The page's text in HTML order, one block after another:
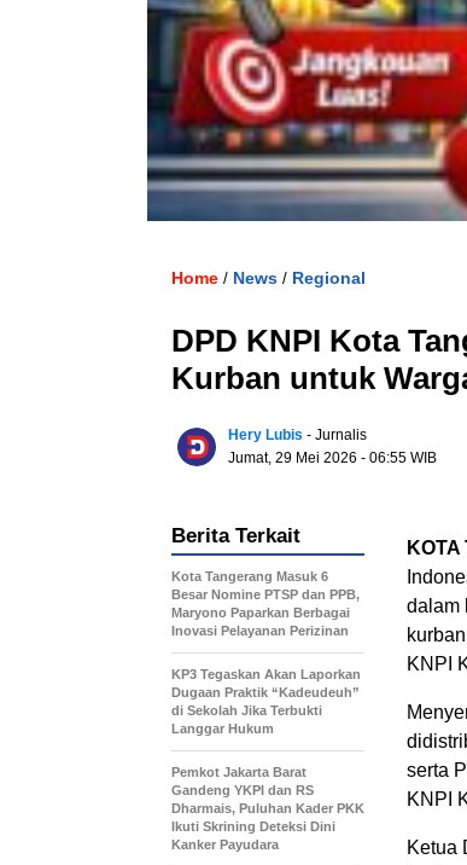
Home / News / Regional
DPD KNPI Kota
Kurban untuk
Hery Lubis - Jurnalis
Jumat, 29 Mei 2026 - 06:55 WIB
KOTA
dalam
KNPI
serta
KNPI
Ketua
Berita Terkait
Kota Tangerang Masuk 6
Besar Nomine PTSP dan PPB,
Maryono Paparkan Berbagai
Inovasi Pelayanan Perizinan
KP3 Tegaskan Akan Laporkan
Dugaan Praktik “Kadeudeuh”
di Sekolah Jika Terbukti
Langgar Hukum
Pemkot Jakarta Barat
Gandeng YKPI dan RS
Dharmais, Puluhan Kader PKK
Ikuti Skrining Deteksi Dini
Kanker Payudara